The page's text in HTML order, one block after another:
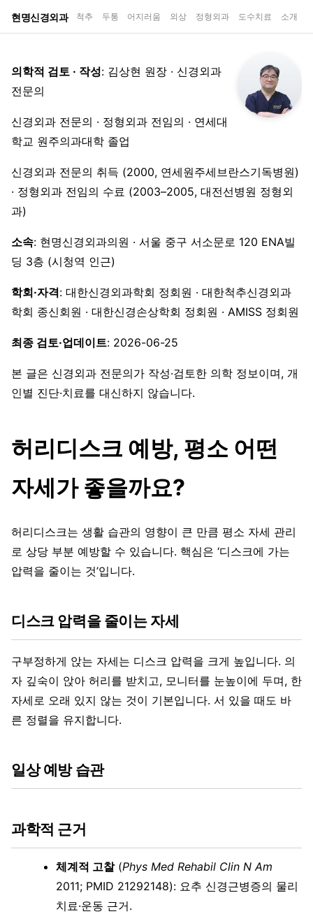
현명신경외과 척추 두통 어지러움 외상 정형외과 도수치료 소개
의학적 검토 · 작성: 김상현 원장 · 신경외과
전문의
신경외과 전문의 · 정형외과 전임의 · 연세대
학교 원주의과대학 졸업
신경외과 전문의 취득 (2000, 연세원주세브란스기독병원)
· 정형외과 전임의 수료 (2003–2005, 대전선병원 정형외
과)
소속: 현명신경외과의원 · 서울 중구 서소문로 120 ENA빌
딩 3층 (시청역 인근)
학회·자격: 대한신경외과학회 정회원 · 대한척추신경외과
학회 종신회원 · 대한신경손상학회 정회원 · AMISS 정회원
최종 검토·업데이트: 2026-06-25
본 글은 신경외과 전문의가 작성·검토한 의학 정보이며, 개
인별 진단·치료를 대신하지 않습니다.
허리디스크 예방, 평소 어떤
자세가 좋을까요?
허리디스크는 생활 습관의 영향이 큰 만큼 평소 자세 관리
로 상당 부분 예방할 수 있습니다. 핵심은 ‘디스크에 가는
압력을 줄이는 것’입니다.
디스크 압력을 줄이는 자세
구부정하게 앉는 자세는 디스크 압력을 크게 높입니다. 의
자 깊숙이 앉아 허리를 받치고, 모니터를 눈높이에 두며, 한
자세로 오래 있지 않는 것이 기본입니다. 서 있을 때도 바
른 정렬을 유지합니다.
일상 예방 습관
과학적 근거
체계적 고찰(Phys Med Rehabil Clin N Am
2011; PMID 21292148): 요추 신경근병증의 물리
치료·운동 근거.